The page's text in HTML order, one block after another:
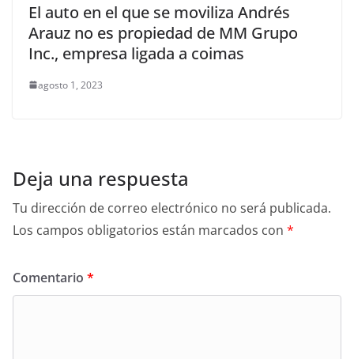
El auto en el que se moviliza Andrés
Arauz no es propiedad de MM Grupo
Inc., empresa ligada a coimas
agosto 1, 2023
Deja una respuesta
Tu dirección de correo electrónico no será publicada.
Los campos obligatorios están marcados con *
Comentario *